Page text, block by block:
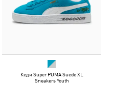
Кеди Super PUMA Suede XL
Sneakers Youth